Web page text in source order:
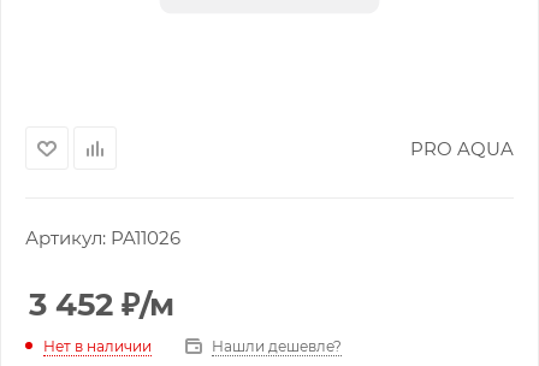
PRO AQUA
Артикул: PA11026
3 452 ₽/м
Нет в наличии Нашли дешевле?